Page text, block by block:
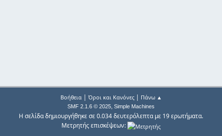
Βοήθεια| Όροι και Κανόνες| Πάνω ▲
SMF 2.1.6 © 2025, Simple Machines
Η σελίδα δημιουργήθηκε σε 0.034 δευτερόλεπτα με 19 ερωτήματα.
Μετρητής επισκέψεων: